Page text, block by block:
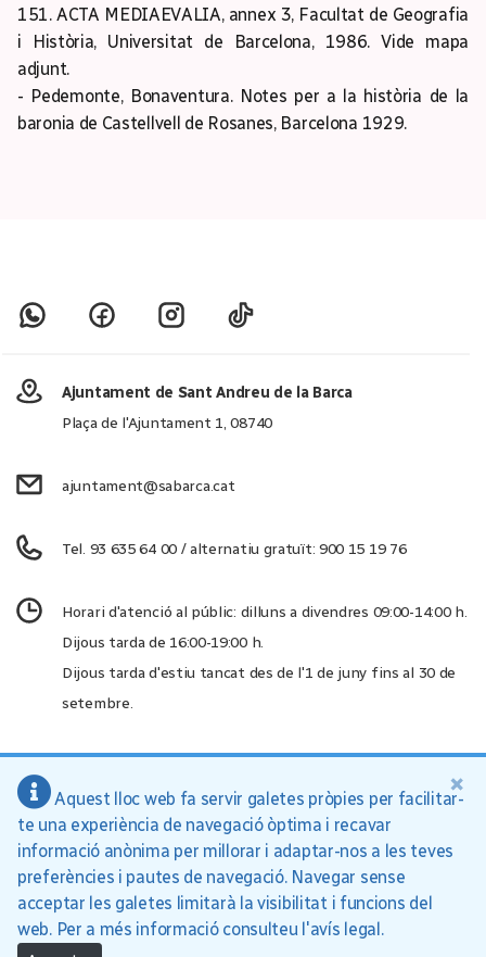
151. ACTA MEDIAEVALIA, annex 3, Facultat de Geografia
i Història, Universitat de Barcelona, 1986. Vide mapa
adjunt.
- Pedemonte, Bonaventura. Notes per a la història de la
baronia de Castellvell de Rosanes, Barcelona 1929.
Ajuntament de Sant Andreu de la Barca
Plaça de l'Ajuntament 1, 08740
ajuntament@sabarca.cat
Tel. 93 635 64 00 / alternatiu gratuït: 900 15 19 76
Horari d'atenció al públic: dilluns a divendres 09:00-14:00 h.
Dijous tarda de 16:00-19:00 h.
Dijous tarda d'estiu tancat des de l'1 de juny fins al 30 de
setembre.
Ajuntament de Sant Andreu de la Barca, 2026
Política de privacitat
Aquest lloc web fa servir galetes pròpies per facilitar-
te una experiència de navegació òptima i recavar
informació anònima per millorar i adaptar-nos a les teves
preferències i pautes de navegació. Navegar sense
acceptar les galetes limitarà la visibilitat i funcions del
web. Per a més informació consulteu l'avís legal.
×